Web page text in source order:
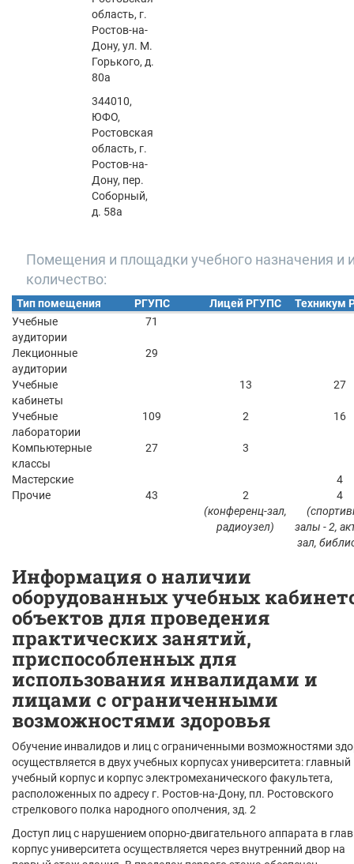
область, г.
Ростов-на-
Дону, ул. М.
Горького, д.
80а
344010,
ЮФО,
Ростовская
область, г.
Ростов-на-
Дону, пер.
Соборный,
д. 58а
Помещения и площадки учебного назначения и
количество:
Тип помещения РГУПС Лицей РГУПС
Техникум
Учебные
аудитории
71
Лекционные
аудитории
29
Учебные
кабинеты
13 27
Учебные
лаборатории
109 2 16
Компьютерные
классы
27 3
Мастерские
4
Прочие
43
2
(конференц-зал,
радиоузел)
4
залы - 2,
зал,
Информация о наличии
оборудованных учебных
объектов для проведения
практических занятий,
приспособленных для
использования инвалидами и
лицами с ограниченными
возможностями здоровья
Обучение инвалидов и лиц с ограниченными возможностями
осуществляется в двух учебных корпусах университета: главный
учебный корпус и корпус электромеханического факультета,
расположенных по адресу г. Ростов-на-Дону, пл. Ростовского
стрелкового полка народного ополчения, зд. 2
Доступ лиц с нарушением опорно-двигательного аппарата в
корпус университета осуществляется через внутренний двор на